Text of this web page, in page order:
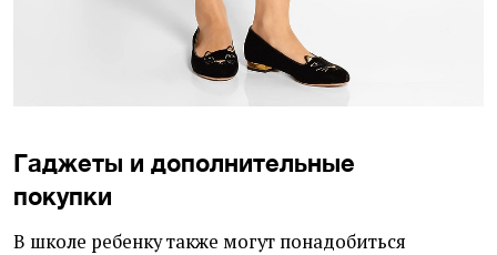
Гаджеты и дополнительные
покупки
В школе ребенку также могут понадобиться